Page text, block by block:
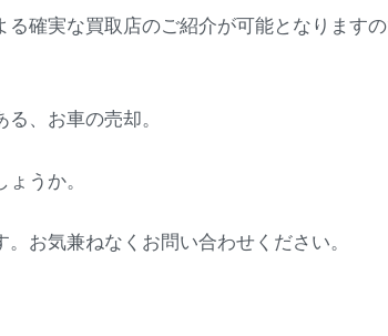
確実な買取店のご紹介が可能となります
、お車の売却。
うか。
お気兼ねなくお問い合わせください。